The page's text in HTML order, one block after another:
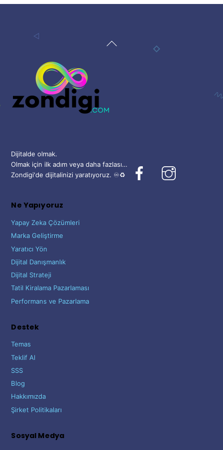
En
Dijitalde olmak.
Olmak için ilk adım veya daha fazlası…
Zondigi'de dijitalinizi yaratıyoruz. ♾️♻️
Facebook
Ne Yapıyoruz
Yapay Zeka Çözümleri
Marka Geliştirme
Yaratıcı Yön
Dijital Danışmanlık
Dijital Strateji
Tatil Kiralama Pazarlaması
Performans ve Pazarlama
Destek
Temas
Teklif Al
SSS
Blog
Hakkımızda
Şirket Politikaları
Sosyal Medya